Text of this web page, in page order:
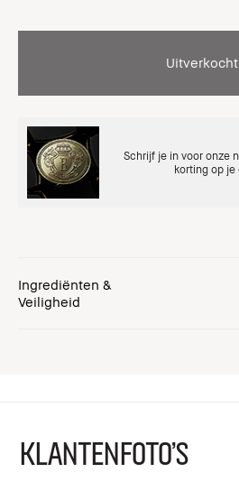
Uitverkocht
Schrijf je in voor onze
korting op
Ingrediënten &
Veiligheid
KLANTENFOTO'S